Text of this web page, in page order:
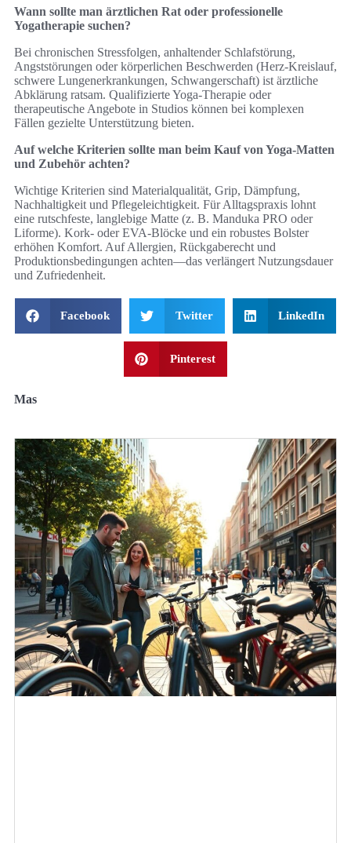
Wann sollte man ärztlichen Rat oder professionelle
Yogatherapie suchen?
Bei chronischen Stressfolgen, anhaltender Schlafstörung,
Angststörungen oder körperlichen Beschwerden (Herz-Kreislauf,
schwere Lungenerkrankungen, Schwangerschaft) ist ärztliche
Abklärung ratsam. Qualifizierte Yoga-Therapie oder
therapeutische Angebote in Studios können bei komplexen
Fällen gezielte Unterstützung bieten.
Auf welche Kriterien sollte man beim Kauf von Yoga-Matten
und Zubehör achten?
Wichtige Kriterien sind Materialqualität, Grip, Dämpfung,
Nachhaltigkeit und Pflegeleichtigkeit. Für Alltagspraxis lohnt
eine rutschfeste, langlebige Matte (z. B. Manduka PRO oder
Liforme). Kork- oder EVA-Blöcke und ein robustes Bolster
erhöhen Komfort. Auf Allergien, Rückgaberecht und
Produktionsbedingungen achten—das verlängert Nutzungsdauer
und Zufriedenheit.
Facebook Twitter LinkedIn
Pinterest
Mas